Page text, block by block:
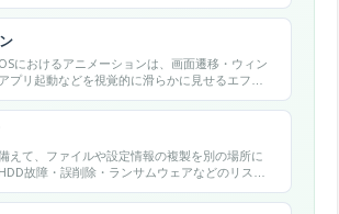
におけるアニメーションは、画面遷移・ウィン
プリ起動などを視覚的に滑らかに見せるエフェ
の開発者オプションで速度調整が可能です。
えて、ファイルや設定情報の複製を別の場所に
故障・誤削除・ランサムウェアなどのリスク
データ保護手段。